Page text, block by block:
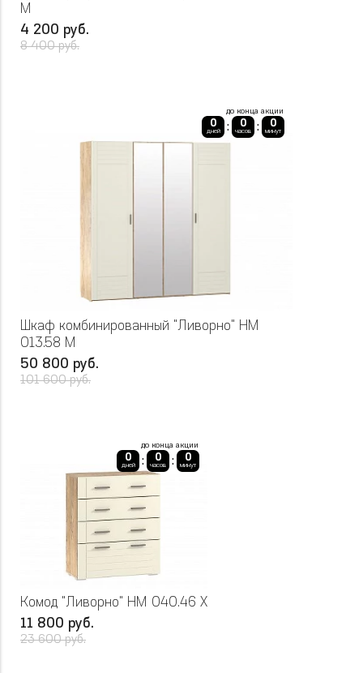
М
4 200 руб.
8 400 руб.
до конца акции
0
дней : 0
часов : 0
минут
Шкаф комбинированный "Ливорно" НМ
013.58 М
50 800 руб.
101 600 руб.
до конца акции
0
дней : 0
часов : 0
минут
Комод "Ливорно" НМ 040.46 Х
11 800 руб.
23 600 руб.